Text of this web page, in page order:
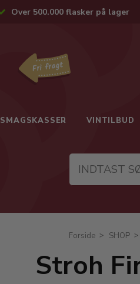
Over 500.000 flasker på lager
SMAGSKASSER VINTILBUD
Forside SHOP
Stroh